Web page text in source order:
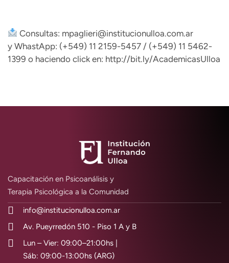
Consultas: mpaglieri@institucionulloa.com.ar
y WhastApp: (+549) 11 2159-5457 / (+549) 11 5462-
1399 o haciendo click en: http://bit.ly/AcademicasUlloa
Capacitación en Psicoanálisis y
Terapia Psicológica a la Comunidad
info@institucionulloa.com.ar
Av. Pueyrredón 510 - Piso 1 A y B
Lun – Vier: 09:00–21:00hs |
Sáb: 09:00-13:00hs (ARG)